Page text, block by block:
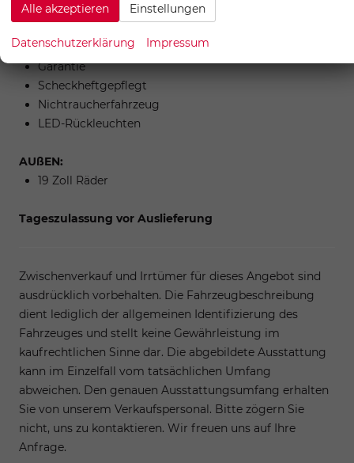
Reifendruckkontrolle
Kurven-/Abbiegelicht
Garantie
Scheckheftgepflegt
Nichtraucherfahrzeug
LED-Rückleuchten
AUßEN:
19 Zoll Räder
Tageszulassung vor Auslieferung
Zwischenverkauf und Irrtümer für dieses Angebot sind
ausdrücklich vorbehalten. Die Fahrzeugbeschreibung
dient lediglich der allgemeinen Identifizierung des
Fahrzeuges und stellt keine Gewährleistung im
kaufrechtlichen Sinne dar. Die abgebildete Ausstattung
kann im Einzelfall vom tatsächlichen Umfang
abweichen. Den genauen Ausstattungsumfang erhalten
Sie von unserem Verkaufspersonal. Bitte zögern Sie
nicht, uns zu kontaktieren. Wir freuen uns auf Ihre
Anfrage.
Alle akzeptieren Einstellungen
Datenschutzerklärung Impressum